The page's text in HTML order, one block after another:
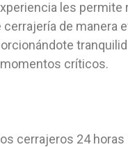
les permite
cerrajería de manera
críticos.
cerrajeros 24